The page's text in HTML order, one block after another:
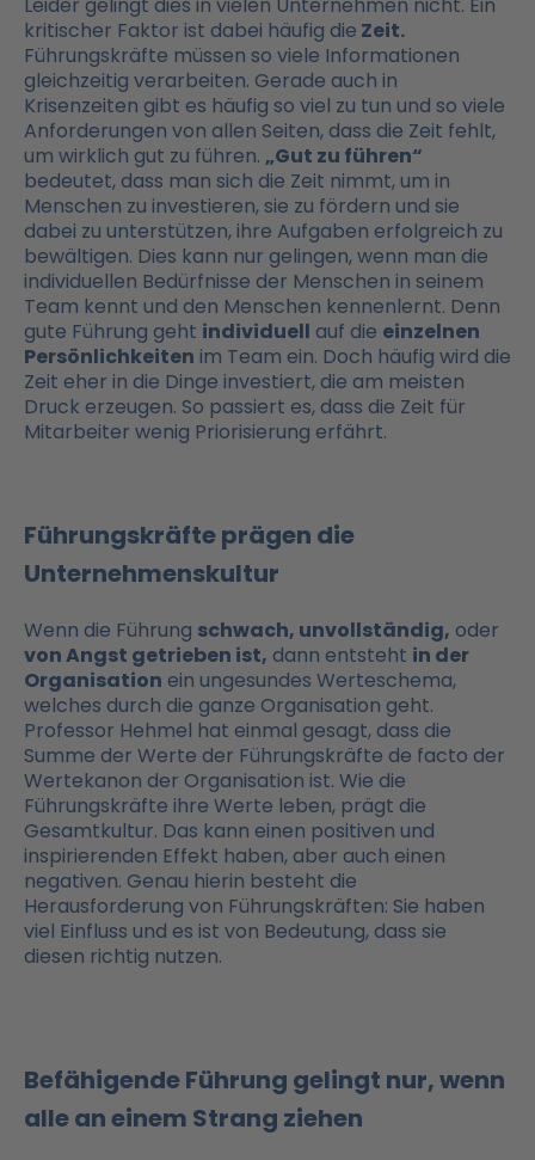
Leider gelingt dies in vielen Unternehmen nicht. Ein
kritischer Faktor ist dabei häufig die Zeit.
Führungskräfte müssen so viele Informationen
gleichzeitig verarbeiten. Gerade auch in
Krisenzeiten gibt es häufig so viel zu tun und so viele
Anforderungen von allen Seiten, dass die Zeit fehlt,
um wirklich gut zu führen. „Gut zu führen“
bedeutet, dass man sich die Zeit nimmt, um in
Menschen zu investieren, sie zu fördern und sie
dabei zu unterstützen, ihre Aufgaben erfolgreich zu
bewältigen. Dies kann nur gelingen, wenn man die
individuellen Bedürfnisse der Menschen in seinem
Team kennt und den Menschen kennenlernt. Denn
gute Führung geht individuell auf die einzelnen
Persönlichkeiten im Team ein. Doch häufig wird die
Zeit eher in die Dinge investiert, die am meisten
Druck erzeugen. So passiert es, dass die Zeit für
Mitarbeiter wenig Priorisierung erfährt.
Führungskräfte prägen die
Unternehmenskultur
Wenn die Führung schwach, unvollständig, oder
von Angst getrieben ist, dann entsteht in der
Organisation ein ungesundes Werteschema,
welches durch die ganze Organisation geht.
Professor Hehmel hat einmal gesagt, dass die
Summe der Werte der Führungskräfte de facto der
Wertekanon der Organisation ist. Wie die
Führungskräfte ihre Werte leben, prägt die
Gesamtkultur. Das kann einen positiven und
inspirierenden Effekt haben, aber auch einen
negativen. Genau hierin besteht die
Herausforderung von Führungskräften: Sie haben
viel Einfluss und es ist von Bedeutung, dass sie
diesen richtig nutzen.
Befähigende Führung gelingt nur, wenn
alle an einem Strang ziehen